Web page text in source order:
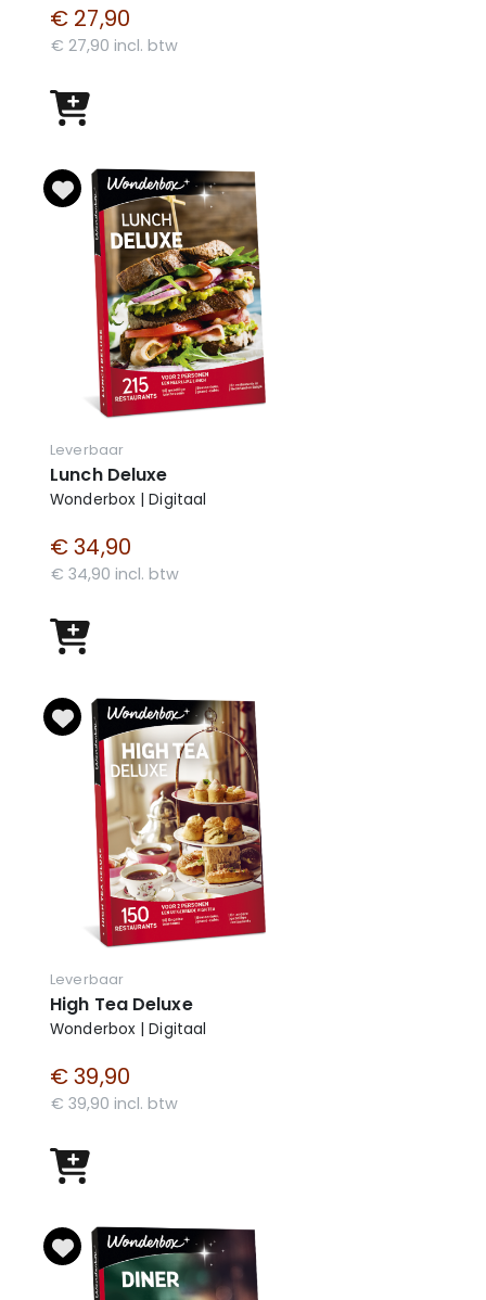
€ 27,90
€ 27,90 incl. btw
Leverbaar
Lunch Deluxe
Wonderbox | Digitaal
€ 34,90
€ 34,90 incl. btw
Leverbaar
High Tea Deluxe
Wonderbox | Digitaal
€ 39,90
€ 39,90 incl. btw